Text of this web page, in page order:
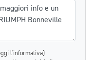
l'informativa)